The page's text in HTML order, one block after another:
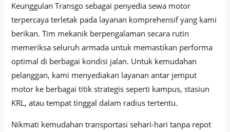
Keunggulan Transgo sebagai penyedia sewa motor
terpercaya terletak pada layanan komprehensif yang kami
berikan. Tim mekanik berpengalaman secara rutin
memeriksa seluruh armada untuk memastikan performa
optimal di berbagai kondisi jalan. Untuk kemudahan
pelanggan, kami menyediakan layanan antar jemput
motor ke berbagai titik strategis seperti kampus, stasiun
KRL, atau tempat tinggal dalam radius tertentu.
Nikmati kemudahan transportasi sehari-hari tanpa repot